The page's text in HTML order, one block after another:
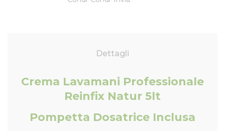
Dettagli
Crema Lavamani Professionale
Reinfix Natur 5lt
Pompetta Dosatrice Inclusa